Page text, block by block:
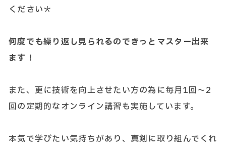
ください＊
何度でも繰り返し見られるのできっとマスター出来
ます！
また、更に技術を向上させたい方の為に毎月1回～2
回の定期的なオンライン講習も実施しています。
本気で学びたい気持ちがあり、真剣に取り組んでくれ